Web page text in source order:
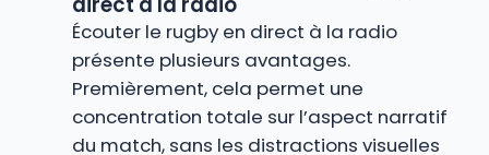
Écouter le rugby en direct à la radio
présente plusieurs avantages.
Premièrement, cela permet une
concentration totale sur l’aspect narratif
du match, sans les distractions visuelles